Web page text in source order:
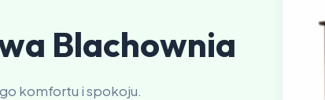
Blachownia
komfortu i spokoju.